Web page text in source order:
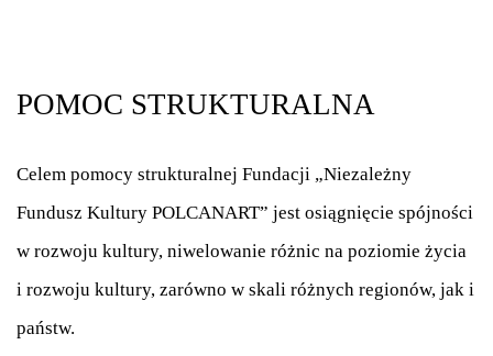
POMOC STRUKTURALNA
Celem pomocy strukturalnej Fundacji „Niezależny
Fundusz Kultury POLCANART” jest osiągnięcie spójności
w rozwoju kultury, niwelowanie różnic na poziomie życia
i rozwoju kultury, zarówno w skali różnych regionów, jak i
państw.